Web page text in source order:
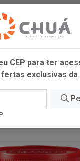
Baixe já
BRASIL
CEP para ter
exclusivas da